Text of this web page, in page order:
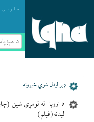
فارسی .
د
ډير لیدل شوي خبرونه
د اروپا له لومړي شین
لیدنه(فیلم)